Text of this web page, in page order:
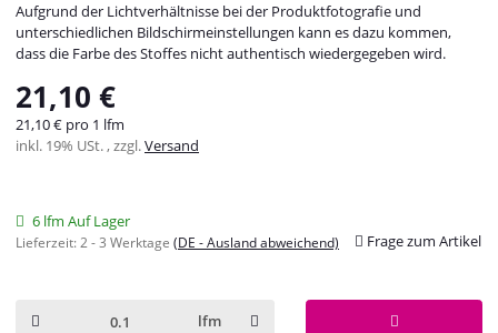
Aufgrund der Lichtverhältnisse bei der Produktfotografie und
unterschiedlichen Bildschirmeinstellungen kann es dazu kommen,
dass die Farbe des Stoffes nicht authentisch wiedergegeben wird.
21,10 €
21,10 € pro 1 lfm
inkl. 19% USt. , zzgl.Versand
6 lfm Auf Lager
Lieferzeit:2 - 3 Werktage (DE - Ausland abweichend) Frage zum Artikel
lfm